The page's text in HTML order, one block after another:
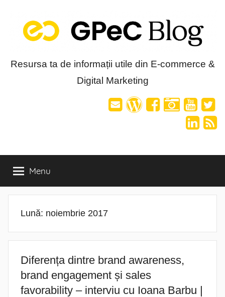
content
Blog-
Resursa ta de informații utile din E-commerce &
Digital Marketing
Menu
Lună: noiembrie 2017
Diferența dintre brand awareness,
brand engagement și sales
favorability – interviu cu Ioana Barbu |